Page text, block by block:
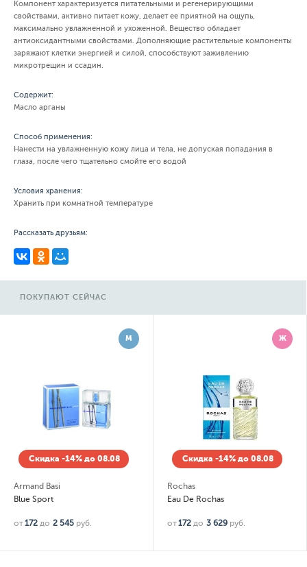
Компонент характеризуется питательными и регенерирующими
свойствами, активно питает кожу, делает ее приятной на ощупь,
максимально увлажненной и ухоженной. Вещество обладает
антиоксидантными свойствами. Дополняющие растительные компоненты
заряжают клетки энергией и силой, способствуют заживлению
микротрещин и ссадин.
Содержит:
Масло арганы
Способ применения:
Нанести на увлажненную кожу лица и тела, не допуская попадания в
глаза, после чего тщательно смойте его водой
Условия хранения:
Хранить при комнатной температуре
Рассказать друзьям:
ПОКУПАЮТ СЕЙЧАС
М
Скидка -14% до 08.08
Armand Basi
Blue Sport
от172 до 2 545 руб.
Ж
Скидка -14% до 08.08
Rochas
Eau De Rochas
от172 до 3 629 руб.